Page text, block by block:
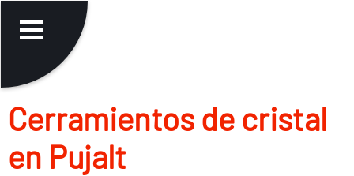
Cerramientos de cristal
en Pujalt